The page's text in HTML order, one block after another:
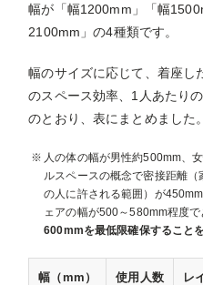
幅が「幅1200mm」「幅
2100mm」の4種類です。
幅のサイズに応じて、着座し
のスペース効率、1人あたり
のとおり、表にまとめました。
人の体の幅が男性約500mm、
ルスペースの概念で密接距離
の人に許される範囲）が
ェアの幅が500～580mm程度
600mmを最低限確保すること
幅（mm） 使用人数 レ